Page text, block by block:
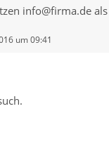
info@firma.de
um 09:41